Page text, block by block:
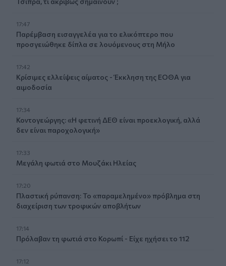
17:47
Παρέμβαση εισαγγελέα για το ελικόπτερο που
προσγειώθηκε δίπλα σε λουόμενους στη Μήλο
17:42
Κρίσιμες ελλείψεις αίματος - Έκκληση της ΕΟΘΑ για
αιμοδοσία
17:34
Κοντογεώργης: «Η φετινή ΔΕΘ είναι προεκλογική, αλλά
δεν είναι παροχολογική»
17:33
Μεγάλη φωτιά στο Μουζάκι Ηλείας
17:20
Πλαστική ρύπανση: Το «παραμελημένο» πρόβλημα στη
διαχείριση των τροφικών αποβλήτων
17:14
Πρόλαβαν τη φωτιά στο Κορωπί - Είχε ηχήσει το 112
17:12